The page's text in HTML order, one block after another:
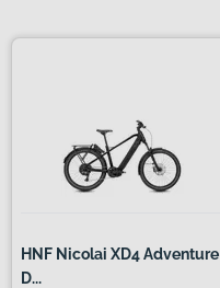
HNF Nicolai XD4 Adventure
D...